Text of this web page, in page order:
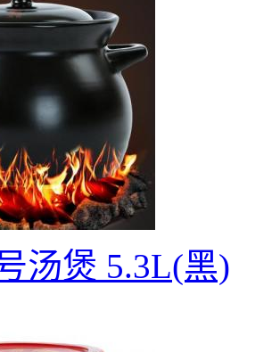
汤煲 5.3L(黑)